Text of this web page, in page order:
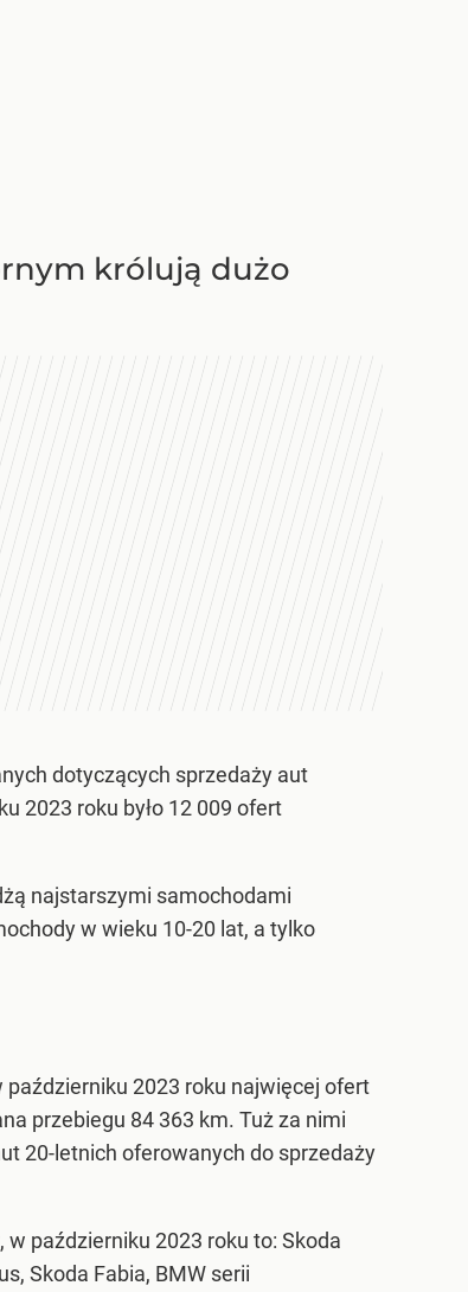
królują dużo
dotyczących sprzedaży aut
2023 roku było 12 009 ofert
najstarszymi samochodami
w wieku 10-20 lat, a tylko
październiku 2023 roku najwięcej ofert
przebiegu 84 363 km. Tuż za nimi
20-letnich oferowanych do sprzedaży
październiku 2023 roku to: Skoda
Skoda Fabia, BMW serii